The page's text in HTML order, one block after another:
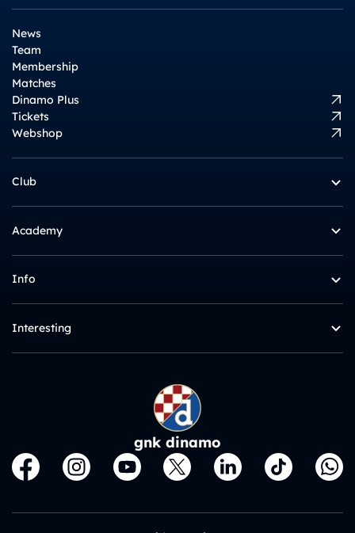
News
Team
Membership
Matches
Dinamo Plus
Tickets
Webshop
Club
Academy
Info
Interesting
gnk dinamo